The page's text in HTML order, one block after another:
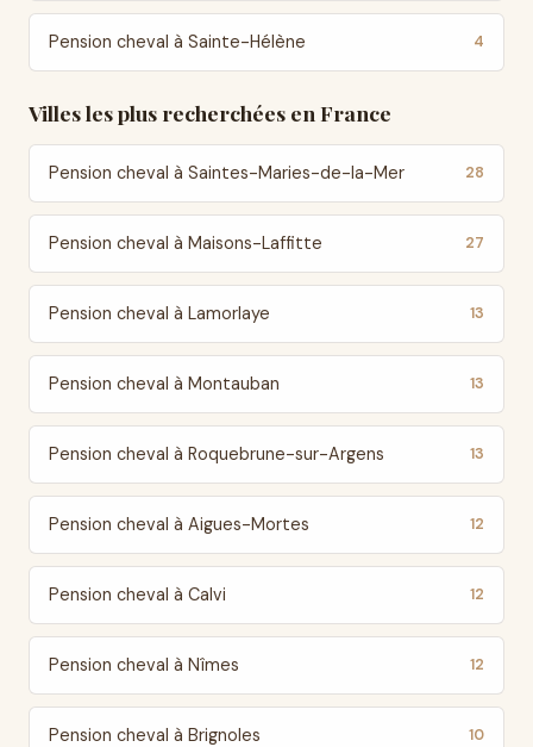
Pension cheval à Sainte-Hélène 4
Villes les plus recherchées en France
Pension cheval à Saintes-Maries-de-la-Mer 28
Pension cheval à Maisons-Laffitte 27
Pension cheval à Lamorlaye 13
Pension cheval à Montauban 13
Pension cheval à Roquebrune-sur-Argens 13
Pension cheval à Aigues-Mortes 12
Pension cheval à Calvi 12
Pension cheval à Nîmes 12
Pension cheval à Brignoles 10